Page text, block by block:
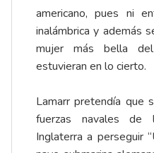
americano, pues ni
inalámbrica y además
mujer más bella
estuvieran en lo cierto.
Lamarr pretendía que
fuerzas navales
Inglaterra a perseguir